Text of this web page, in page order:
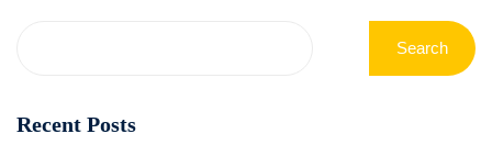
Search
Recent Posts